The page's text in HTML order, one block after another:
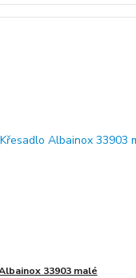
33903 malé